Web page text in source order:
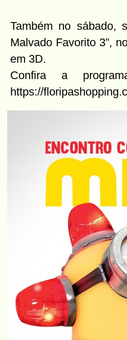
Também no sábado,
Malvado Favorito 3”,
em 3D.
Confira a
https://